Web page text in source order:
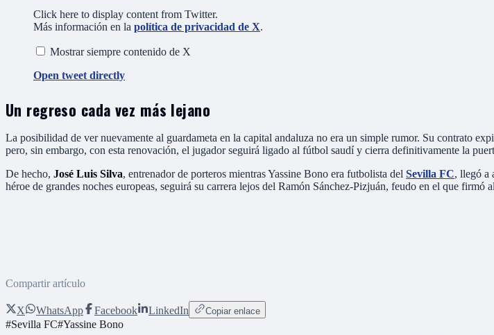
Click here to display content from Twitter.
Más información en la política de privacidad de X.
Mostrar siempre contenido de X
Open tweet directly
Un regreso cada vez más lejano
La posibilidad de ver nuevamente al guardameta en la capital andaluza no era un simple rumor. Su contrato
pero, sin embargo, con esta renovación, el jugador seguirá ligado al fútbol saudí y cierra definitivamente la
De hecho, José Luis Silva, entrenador de porteros mientras Yassine Bono era futbolista del Sevilla FC, llegó a
héroe de grandes noches europeas, seguirá su carrera lejos del Ramón Sánchez-Pizjuán, feudo en el que
Compartir artículo
X WhatsApp Facebook LinkedIn Copiar enlace
#Sevilla FC#Yassine Bono